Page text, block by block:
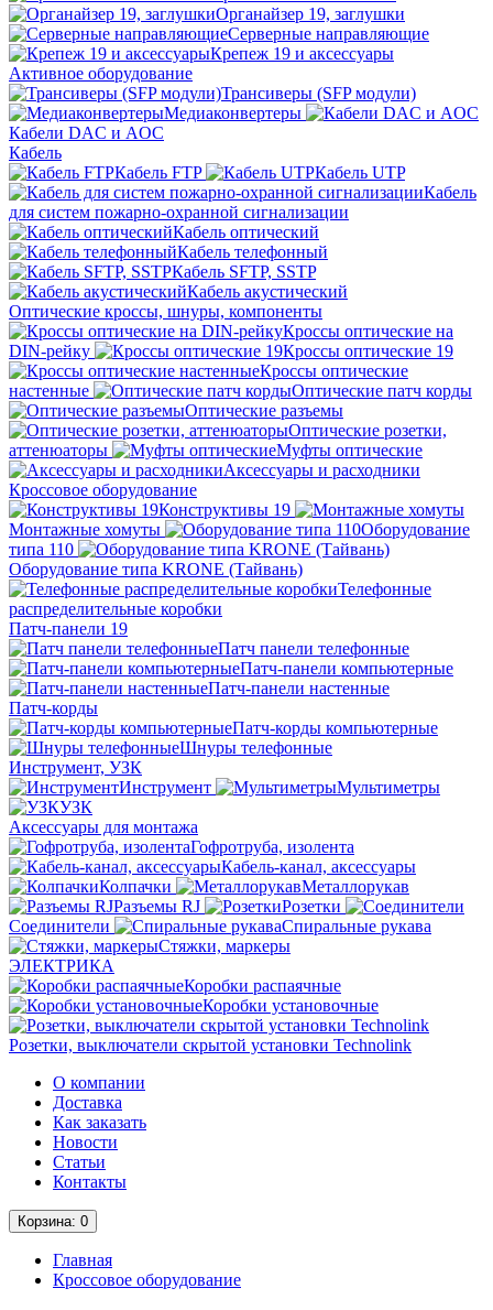
Органайзер 19, заглушки
Серверные направляющие
Крепеж 19 и аксессуары
Активное оборудование
Трансиверы (SFP модули)
Медиаконвертеры
Кабели DAC и AOC
Кабель
Кабель FTP
Кабель UTP
Кабель
для систем пожарно-охранной сигнализации
Кабель оптический
Кабель телефонный
Кабель SFTP, SSTP
Кабель акустический
Оптические кроссы, шнуры, компоненты
Кроссы оптические на
DIN-рейку
Кроссы оптические 19
Кроссы оптические
настенные
Оптические патч корды
Оптические разъемы
Оптические розетки,
аттенюаторы
Муфты оптические
Аксессуары и расходники
Кроссовое оборудование
Конструктивы 19
Монтажные хомуты
Оборудование
типа 110
Оборудование типа KRONE (Тайвань)
Телефонные
распределительные коробки
Патч-панели 19
Патч панели телефонные
Патч-панели компьютерные
Патч-панели настенные
Патч-корды
Патч-корды компьютерные
Шнуры телефонные
Инструмент, УЗК
Инструмент
Мультиметры
УЗК
Аксессуары для монтажа
Гофротруба, изолента
Кабель-канал, аксессуары
Колпачки
Металлорукав
Разъемы RJ
Розетки
Соединители
Спиральные рукава
Стяжки, маркеры
ЭЛЕКТРИКА
Коробки распаячные
Коробки установочные
Розетки, выключатели скрытой установки Technolink
О компании
Доставка
Как заказать
Новости
Статьи
Контакты
Корзина: 0
Главная
Кроссовое оборудование